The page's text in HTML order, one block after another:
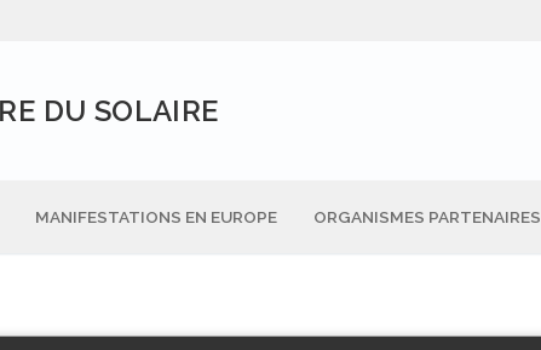
DU SOLAIRE
MANIFESTATIONS EN EUROPE ORGANISMES PARTENAIRES